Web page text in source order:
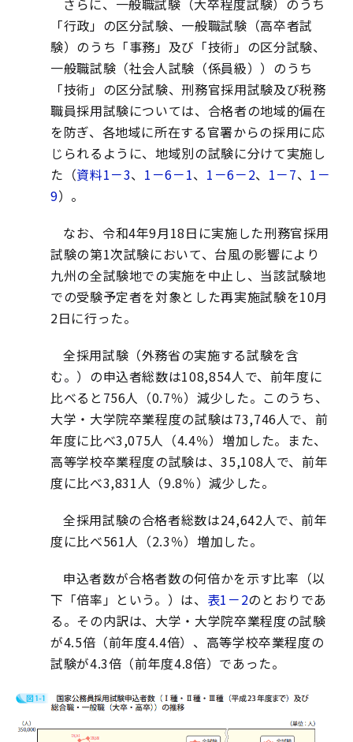
さらに、一般職試験（大卒程度試験）のうち
「行政」の区分試験、一般職試験（高卒者試
験）のうち「事務」及び「技術」の区分試験、
一般職試験（社会人試験（係員級））のうち
「技術」の区分試験、刑務官採用試験及び税務
職員採用試験については、合格者の地域的偏在
を防ぎ、各地域に所在する官署からの採用に応
じられるように、地域別の試験に分けて実施し
た（資料1－3、 1－6－1、 1－6－2、 1－7、 1－
9）。
なお、令和4年9月18日に実施した刑務官採用
試験の第1次試験において、台風の影響により
九州の全試験地での実施を中止し、当該試験地
での受験予定者を対象とした再実施試験を10月
2日に行った。
全採用試験（外務省の実施する試験を含
む。）の申込者総数は108,854人で、前年度に
比べると756人（0.7％）減少した。このうち、
大学・大学院卒業程度の試験は73,746人で、前
年度に比べ3,075人（4.4％）増加した。また、
高等学校卒業程度の試験は、35,108人で、前年
度に比べ3,831人（9.8％）減少した。
全採用試験の合格者総数は24,642人で、前年
度に比べ561人（2.3％）増加した。
申込者数が合格者数の何倍かを示す比率（以
下「倍率」という。）は、 表1－2のとおりであ
る。その内訳は、大学・大学院卒業程度の試験
が4.5倍（前年度4.4倍）、高等学校卒業程度の
試験が4.3倍（前年度4.8倍）であった。